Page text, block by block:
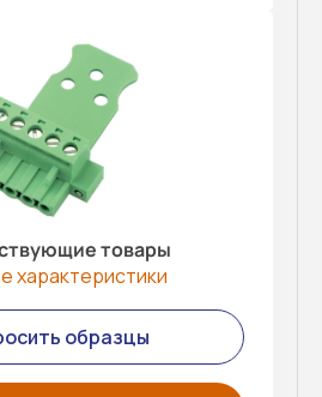
товары
характеристики
образцы